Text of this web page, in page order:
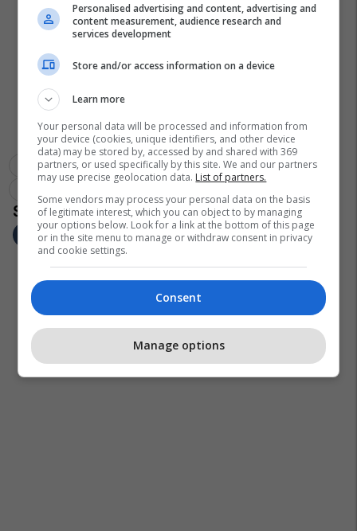
Gazetarët Recep Tayyip Erdogan
Ekrem Imamoglu
Personalised advertising and content, advertising and
content measurement, audience research and
services development
Store and/or access information on a device
Learn more
Your personal data will be processed and information from
your device (cookies, unique identifiers, and other device
data) may be stored by, accessed by and shared with 369
partners, or used specifically by this site. We and our partners
may use precise geolocation data. List of partners.
Some vendors may process your personal data on the basis
of legitimate interest, which you can object to by managing
your options below. Look for a link at the bottom of this page
or in the site menu to manage or withdraw consent in privacy
and cookie settings.
Consent
Manage options